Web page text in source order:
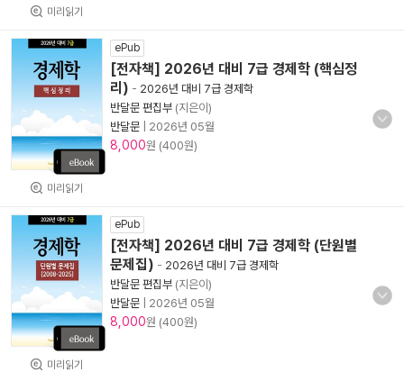
미리읽기
미리읽기
ePub
[전자책] 2026년 대비 7급 경제학 (핵심정
리) - 2026년 대비 7급 경제학
반달문 편집부 (지은이)
반달문
2026년 05월
8,000원 (400원)
미리읽기
ePub
[전자책] 2026년 대비 7급 경제학 (단원별
문제집) - 2026년 대비 7급 경제학
반달문 편집부 (지은이)
반달문
2026년 05월
8,000원 (400원)